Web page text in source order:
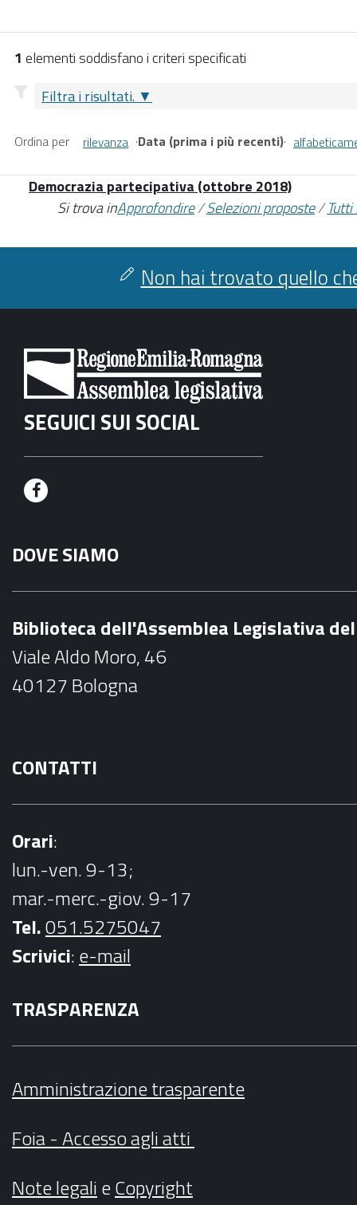
1 elementi soddisfano i criteri specificati
Filtra i risultati.
Ordina per rilevanza ·Data (prima i più recenti)·
Democrazia partecipativa (ottobre 2018)
Si trova inApprofondire/Selezioni proposte/
Non hai trovato quello
SEGUICI SUI SOCIAL
F
c
e
o
k
DOVE SIAMO
Biblioteca dell'Assemblea Legislativa
Viale Aldo Moro, 46
40127 Bologna
CONTATTI
Orari:
lun.-ven. 9-13;
mar.-merc.-giov. 9-17
Tel.051.5275047
Scrivici:e-mail
TRASPARENZA
Amministrazione trasparente
Foia - Accesso agli atti
Note legalieCopyright